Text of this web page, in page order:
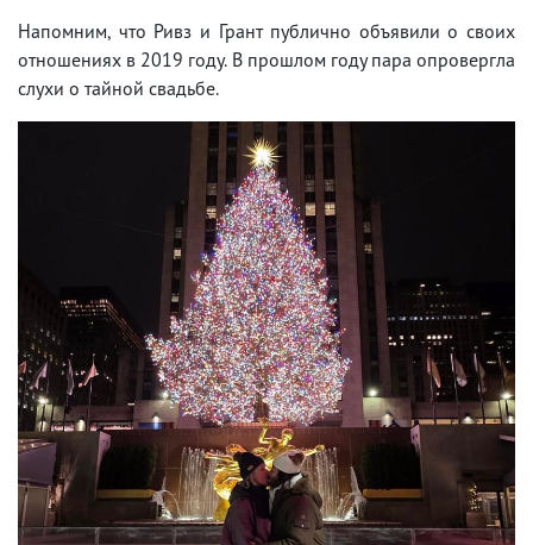
Напомним, что Ривз и Грант публично объявили о своих
отношениях в 2019 году. В прошлом году пара опровергла
слухи о тайной свадьбе.